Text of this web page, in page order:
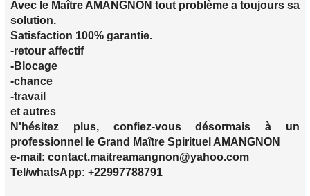
Avec le Maître AMANGNON tout problème a toujours sa
solution.
Satisfaction 100% garantie.
-retour affectif
-Blocage
-chance
-travail
et autres
N'hésitez plus, confiez-vous désormais à un
professionnel le Grand Maître Spirituel AMANGNON
e-mail: contact.maitreamangnon@yahoo.com
Tel/whatsApp: +22997788791